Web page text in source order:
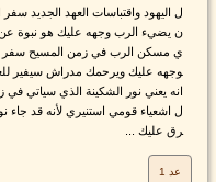
ل اليهود واقتباسات العهد الجديد سفر
ن يضيء الرب وجهه عليك هو نبوة عن
ي مسكن الرب في زمن المسيح سفر
وجهه عليك ويرحمك مدراش سيفير
انه يعني نور الشكينة الذي سياتي في
ل اشعياء قومي استنيري لأنه قد جاء
رق عليك ...
عد 1